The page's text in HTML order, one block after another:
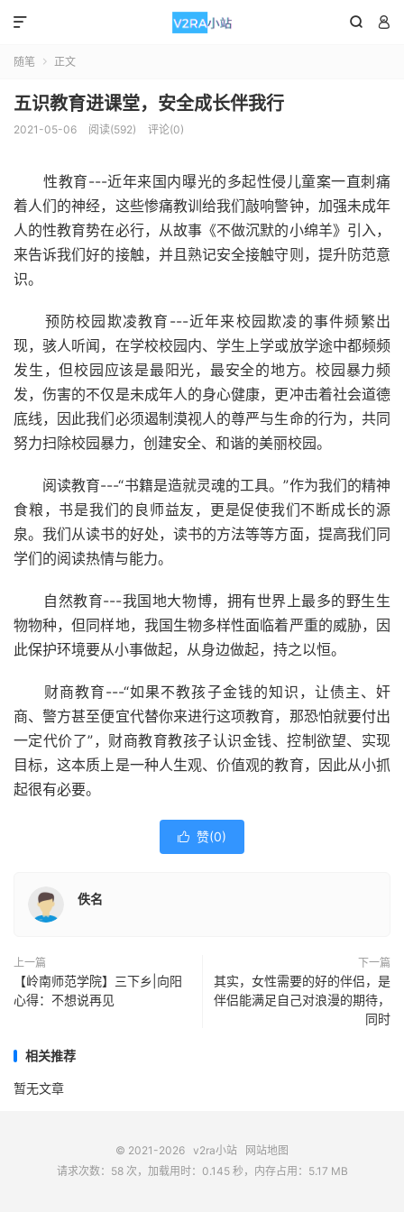
 

随笔  正文
五识教育进课堂，安全成长伴我行
2021-05-06 阅读(592) 评论(0)
性教育---近年来国内曝光的多起性侵儿童案一直刺痛
着人们的神经，这些惨痛教训给我们敲响警钟，加强未成年
人的性教育势在必行，从故事《不做沉默的小绵羊》引入，
来告诉我们好的接触，并且熟记安全接触守则，提升防范意
识。
预防校园欺凌教育---近年来校园欺凌的事件频繁出
现，骇人听闻，在学校校园内、学生上学或放学途中都频频
发生，但校园应该是最阳光，最安全的地方。校园暴力频
发，伤害的不仅是未成年人的身心健康，更冲击着社会道德
底线，因此我们必须遏制漠视人的尊严与生命的行为，共同
努力扫除校园暴力，创建安全、和谐的美丽校园。
阅读教育---“书籍是造就灵魂的工具。”作为我们的精神
食粮，书是我们的良师益友，更是促使我们不断成长的源
泉。我们从读书的好处，读书的方法等等方面，提高我们同
学们的阅读热情与能力。
自然教育---我国地大物博，拥有世界上最多的野生生
物物种，但同样地，我国生物多样性面临着严重的威胁，因
此保护环境要从小事做起，从身边做起，持之以恒。
财商教育---“如果不教孩子金钱的知识，让债主、奸
商、警方甚至便宜代替你来进行这项教育，那恐怕就要付出
一定代价了”，财商教育教孩子认识金钱、控制欲望、实现
目标，这本质上是一种人生观、价值观的教育，因此从小抓
起很有必要。
 赞(0)
佚名
上一篇
【岭南师范学院】三下乡|向阳
心得：不想说再见
下一篇
其实，女性需要的好的伴侣，是
伴侣能满足自己对浪漫的期待，
同时
相关推荐
暂无文章
© 2021-2026 v2ra小站
网站地图
请求次数：58 次，加载用时：0.145 秒，内存占用：5.17 MB